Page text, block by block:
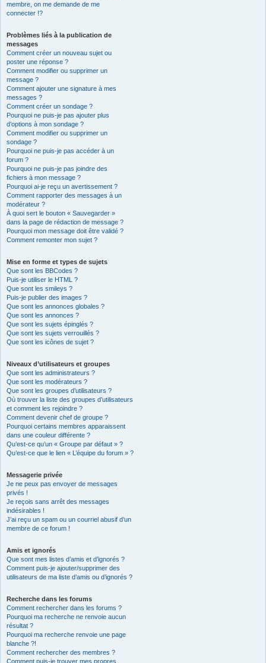
membre, on me demande de me
connecter !?
Problèmes liés à la publication de
messages
Comment créer un nouveau sujet ou
poster une réponse ?
Comment modifier ou supprimer un
message ?
Comment ajouter une signature à mes
messages ?
Comment créer un sondage ?
Pourquoi ne puis-je pas ajouter plus
d’options à mon sondage ?
Comment modifier ou supprimer un
sondage ?
Pourquoi ne puis-je pas accéder à un
forum ?
Pourquoi ne puis-je pas joindre des
fichiers à mon message ?
Pourquoi ai-je reçu un avertissement ?
Comment rapporter des messages à un
modérateur ?
À quoi sert le bouton « Sauvegarder »
dans la page de rédaction de message ?
Pourquoi mon message doit être validé ?
Comment remonter mon sujet ?
Mise en forme et types de sujets
Que sont les BBCodes ?
Puis-je utiliser le HTML ?
Que sont les smileys ?
Puis-je publier des images ?
Que sont les annonces globales ?
Que sont les annonces ?
Que sont les sujets épinglés ?
Que sont les sujets verrouillés ?
Que sont les icônes de sujet ?
Niveaux d’utilisateurs et groupes
Que sont les administrateurs ?
Que sont les modérateurs ?
Que sont les groupes d’utilisateurs ?
Où trouver la liste des groupes d’utilisateurs
et comment les rejoindre ?
Comment devenir chef de groupe ?
Pourquoi certains membres apparaissent
dans une couleur différente ?
Qu’est-ce qu’un « Groupe par défaut » ?
Qu’est-ce que le lien « L’équipe du forum » ?
Messagerie privée
Je ne peux pas envoyer de messages
privés !
Je reçois sans arrêt des messages
indésirables !
J’ai reçu un spam ou un courriel abusif d’un
membre de ce forum !
Amis et ignorés
Que sont mes listes d’amis et d’ignorés ?
Comment puis-je ajouter/supprimer des
utilisateurs de ma liste d’amis ou d’ignorés ?
Recherche dans les forums
Comment rechercher dans les forums ?
Pourquoi ma recherche ne renvoie aucun
résultat ?
Pourquoi ma recherche renvoie une page
blanche ?!
Comment rechercher des membres ?
Comment puis-je trouver mes propres